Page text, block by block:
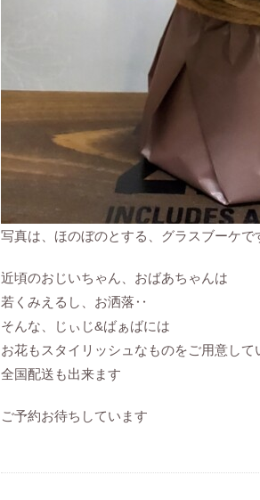
写真は、ほのぼのとする、グラスブーケで
近頃のおじいちゃん、おばあちゃんは
若くみえるし、お洒落‥
そんな、じぃじ&ばぁばには
お花もスタイリッシュなものをご用意して
全国配送も出来ます
ご予約お待ちしています